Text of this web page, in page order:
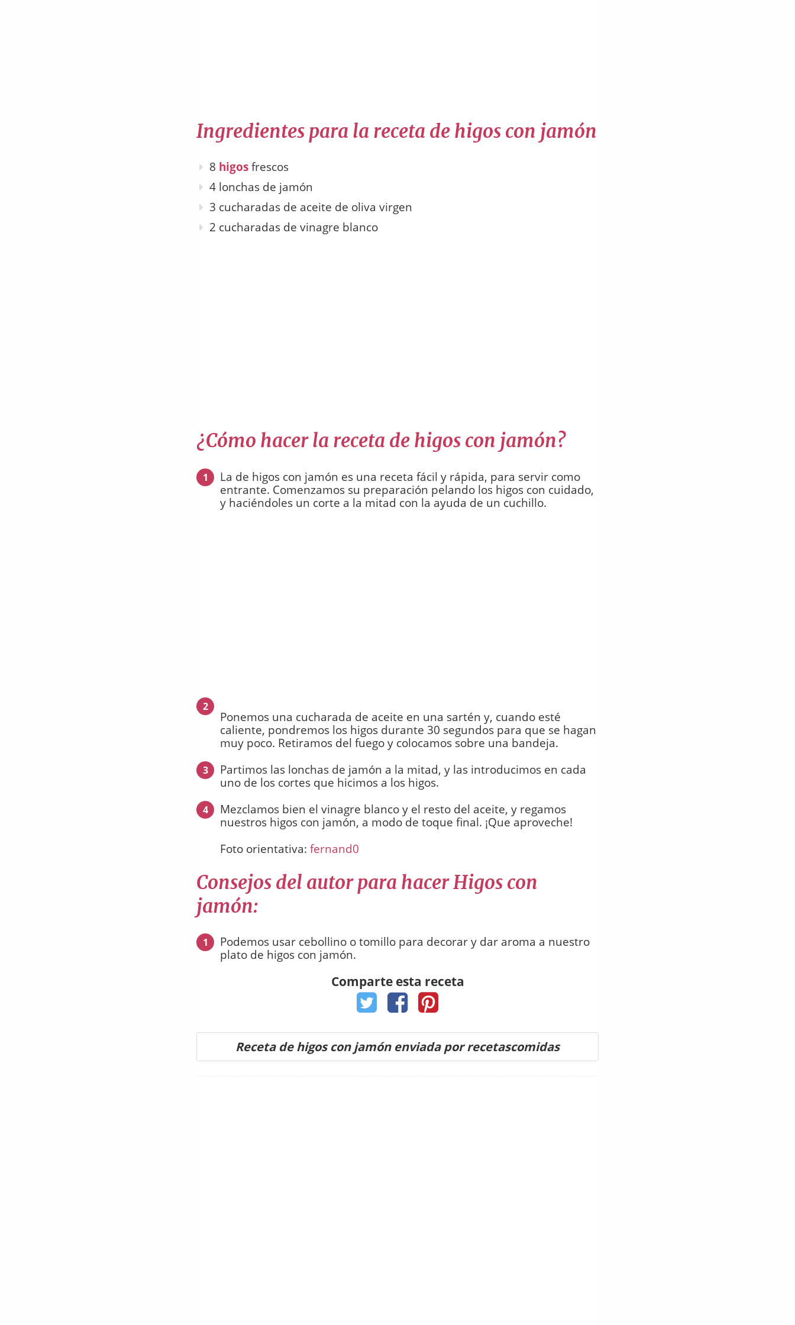
Ingredientes para la receta de higos con jamón
8 higosfrescos
4 lonchas de jamón
3 cucharadas de aceite de oliva virgen
2 cucharadas de vinagre blanco
¿Cómo hacer la receta de higos con jamón?
1
La de higos con jamón es una receta fácil y rápida, para servir como
entrante. Comenzamos su preparación pelando los higos con cuidado,
y haciéndoles un corte a la mitad con la ayuda de un cuchillo.
2
Ponemos una cucharada de aceite en una sartén y, cuando esté
caliente, pondremos los higos durante 30 segundos para que se hagan
muy poco. Retiramos del fuego y colocamos sobre una bandeja.
3
Partimos las lonchas de jamón a la mitad, y las introducimos en cada
uno de los cortes que hicimos a los higos.
4
Mezclamos bien el vinagre blanco y el resto del aceite, y regamos
nuestros higos con jamón, a modo de toque final. ¡Que aproveche!
Foto orientativa: fernand0
Consejos del autor para hacer Higos con
jamón:
1
Podemos usar cebollino o tomillo para decorar y dar aroma a nuestro
plato de higos con jamón.
Comparte esta receta
Receta de higos con jamón enviada por recetascomidas